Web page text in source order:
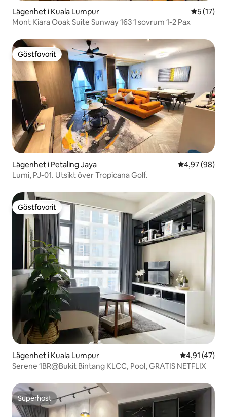
Lägenhet i Kuala Lumpur 5 av 5 i
5 (17)
Mont Kiara Ooak Suite Sunway 163 1 sovrum 1-2 Pax
Gästfavorit
Gästfavorit
Lägenhet i Petaling Jaya 4,97 av 5 i
4,97 (98)
Lumi, PJ-01. Utsikt över Tropicana Golf.
Gästfavorit
Gästfavorit
Lägenhet i Kuala Lumpur 4,91 av 5 i
4,91 (47)
Serene 1BR@Bukit Bintang KLCC, Pool, GRATIS NETFLIX
Superhost
Superhost